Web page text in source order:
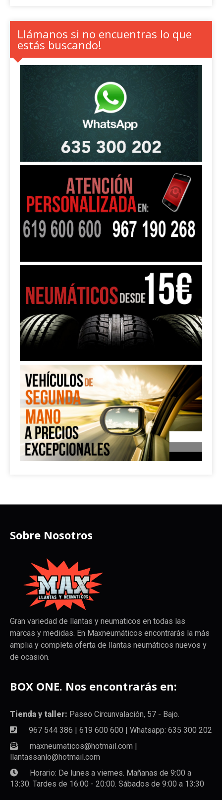
Llámanos si no encuentras lo que
estás buscando!
Sobre Nosotros
Gran variedad de llantas y neumaticos en todas las
marcas y medidas. En Maxneumáticos encontrarás la más
amplia y completa oferta de llantas neumáticos nuevos y
de ocasión.
BOX ONE. Nos encontrarás en:
Tienda y taller: Paseo Circunvalación, 57 - Bajo.
967 544 386 | 619 600 600 | Whatsapp: 635 300 202
maxneumaticos@hotmail.com |
llantassanlo@hotmail.com
Horario: De lunes a viernes. Mañanas de 9:00 a
13:30. Tardes de 16:00 - 20:00. Sábados de 9:00 a 13:30